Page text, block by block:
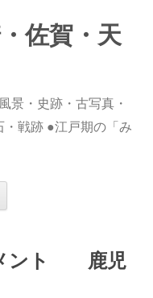
佐賀・天
景・史跡・古写真・
戦跡 ●江戸期の「み
ス
キ
メント 鹿児